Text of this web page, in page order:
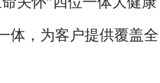
体，为客户提供覆盖全